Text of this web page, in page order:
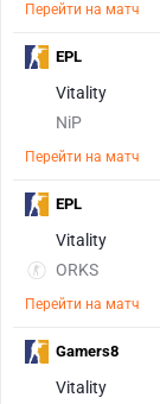
Перейти на матч
Vitality
NiP
Перейти на матч
EPL
Vitality
ORKS
Перейти на матч
EPL
Vitality
Gamers8